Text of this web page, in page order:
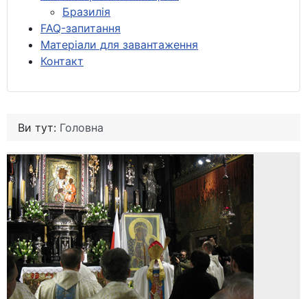
Бразилія
FAQ-запитання
Матеріали для завантаження
Контакт
Ви тут: Головна